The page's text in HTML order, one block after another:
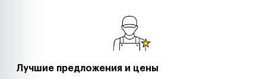
Лучшие предложения и цены